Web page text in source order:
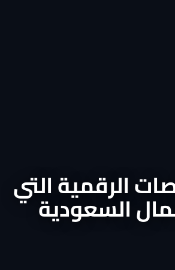
الرقمية التي
السعودية